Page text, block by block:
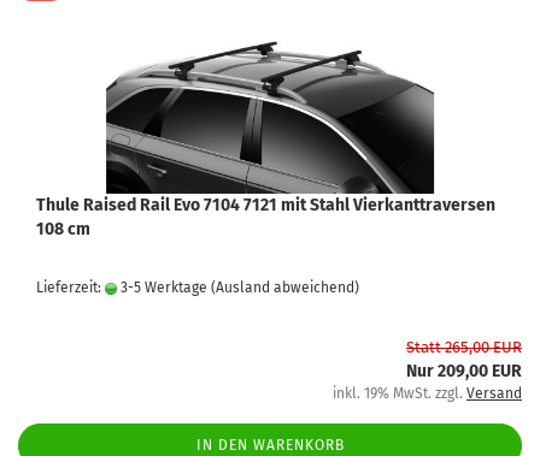
Thule Raised Rail Evo 7104 7121 mit Stahl Vierkanttraversen
108 cm
Lieferzeit: 3-5 Werktage (Ausland abweichend)
Statt 265,00 EUR
Nur 209,00 EUR
inkl. 19% MwSt. zzgl. Versand
IN DEN WARENKORB